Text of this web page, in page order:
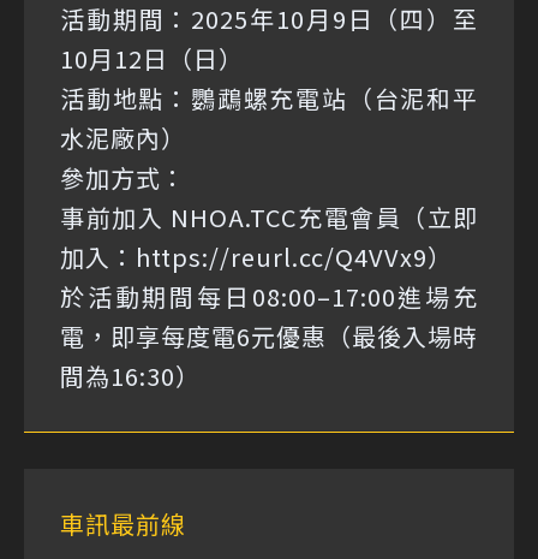
活動期間：2025年10月9日（四）至
10月12日（日）
活動地點：鸚鵡螺充電站（台泥和平
水泥廠內）
參加方式：
事前加入 NHOA.TCC充電會員（立即
加入： https://reurl.cc/Q4VVx9）
於活動期間每日08:00–17:00進場充
電，即享每度電6元優惠（最後入場時
間為16:30）
車訊最前線